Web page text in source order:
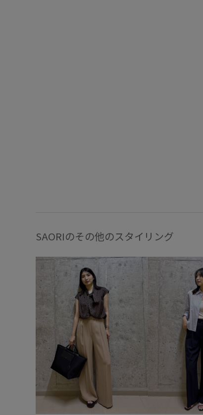
SAORIのその他のスタイリング